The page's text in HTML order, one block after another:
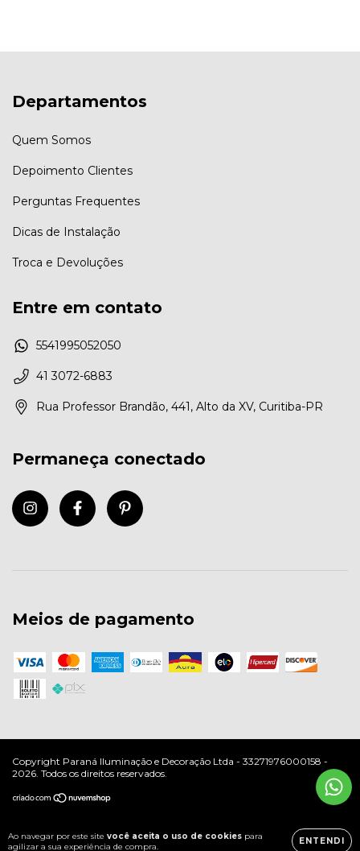
Ao navegar por este site você aceita o uso de cookies para
agilizar a sua experiência de compra.
ENTENDI
Departamentos
Quem Somos
Depoimento Clientes
Perguntas Frequentes
Dicas de Instalação
Troca e Devoluções
Entre em contato
5541995052050
41 3072-6883
Rua Professor Brandão, 441, Alto da XV, Curitiba-PR
Permaneça conectado
Meios de pagamento
Copyright Paraná Iluminação e Decoração Ltda - 33271976000158 -
2026. Todos os direitos reservados.